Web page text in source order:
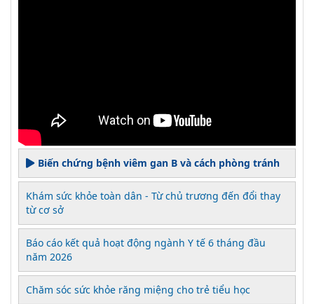
Biến chứng bệnh viêm gan B và cách phòng tránh
Khám sức khỏe toàn dân - Từ chủ trương đến đổi thay
từ cơ sở
Báo cáo kết quả hoạt động ngành Y tế 6 tháng đầu
năm 2026
Chăm sóc sức khỏe răng miệng cho trẻ tiểu học